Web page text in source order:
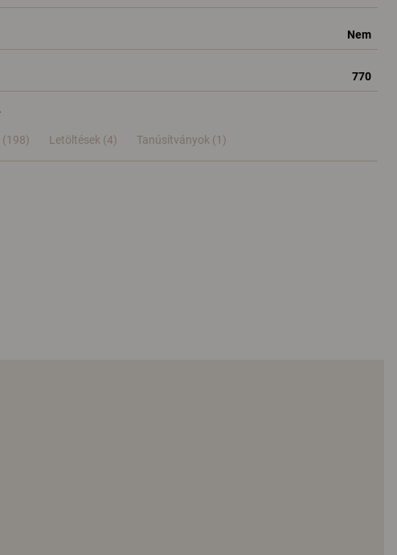
Nem
770
(198) Letöltések (4) Tanúsítványok (1)